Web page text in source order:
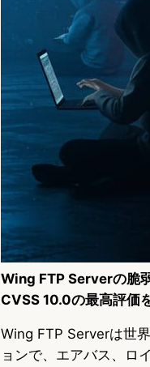
Wing FTP Serverの脆
CVSS 10.0の最高評価
Wing FTP Serverは世
ョンで、エアバス、ロ